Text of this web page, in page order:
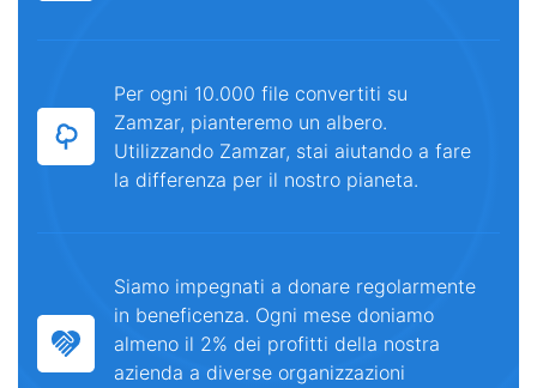
Per ogni 10.000 file convertiti su
Zamzar, pianteremo un albero.
Utilizzando Zamzar, stai aiutando a fare
la differenza per il nostro pianeta.
Siamo impegnati a donare regolarmente
in beneficenza. Ogni mese doniamo
almeno il 2% dei profitti della nostra
azienda a diverse organizzazioni